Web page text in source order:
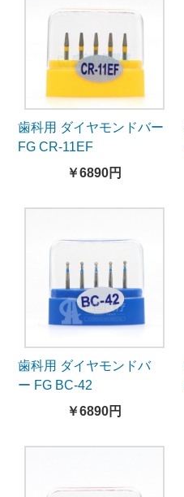
歯科用 ダイヤモンドバー
FG CR-11EF
￥6890円
歯科用 ダイヤモンドバ
ー FG BC-42
￥6890円